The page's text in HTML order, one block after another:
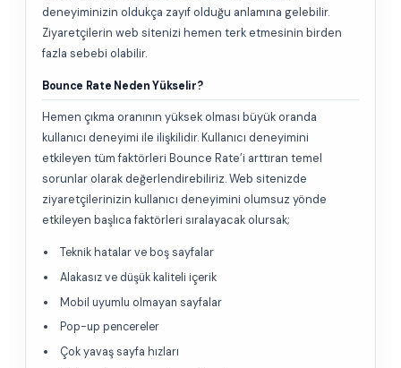
deneyiminizin oldukça zayıf olduğu anlamına gelebilir.
Ziyaretçilerin web sitenizi hemen terk etmesinin birden
fazla sebebi olabilir.
Bounce Rate Neden Yükselir?
Hemen çıkma oranının yüksek olması büyük oranda
kullanıcı deneyimi ile ilişkilidir. Kullanıcı deneyimini
etkileyen tüm faktörleri Bounce Rate’i arttıran temel
sorunlar olarak değerlendirebiliriz. Web sitenizde
ziyaretçilerinizin kullanıcı deneyimini olumsuz yönde
etkileyen başlıca faktörleri sıralayacak olursak;
Teknik hatalar ve boş sayfalar
Alakasız ve düşük kaliteli içerik
Mobil uyumlu olmayan sayfalar
Pop-up pencereler
Çok yavaş sayfa hızları